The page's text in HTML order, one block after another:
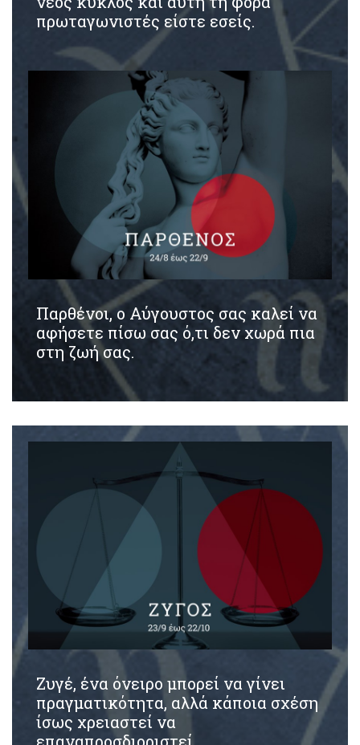
πρωταγωνιστές είστε εσείς.
Παρθένοι, ο Αύγουστος σας καλεί να
αφήσετε πίσω σας ό,τι δεν χωρά πια
στη ζωή σας.
Ζυγέ, ένα όνειρο μπορεί να γίνει
πραγματικότητα, αλλά κάποια σχέση
ίσως χρειαστεί να